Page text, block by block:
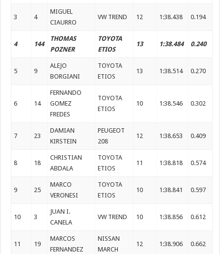
3 4
MIGUEL
CIAURRO
VW TREND 12 1:38.438 0.194
4 144
THOMAS
POZNER
TOYOTA
ETIOS
13 1:38.484 0.240
5 9
ALEJO
BORGIANI
TOYOTA
ETIOS
13 1:38.514 0.270
6 14
FERNANDO
GOMEZ
FREDES
TOYOTA
ETIOS
10 1:38.546 0.302
7 23
DAMIAN
KIRSTEIN
PEUGEOT
208
12 1:38.653 0.409
8 18
CHRISTIAN
ABDALA
TOYOTA
ETIOS
11 1:38.818 0.574
9 25
MARCO
VERONESI
TOYOTA
ETIOS
10 1:38.841 0.597
10 3
JUAN I.
CANELA
VW TREND 10 1:38.856 0.612
11 19
MARCOS
FERNANDEZ
NISSAN
MARCH
12 1:38.906 0.662